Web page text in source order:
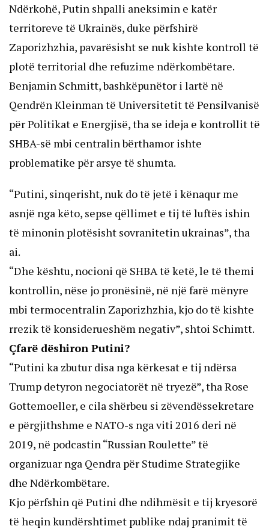
Ndërkohë, Putin shpalli aneksimin e katër
territoreve të Ukrainës, duke përfshirë
Zaporizhzhia, pavarësisht se nuk kishte kontroll të
plotë territorial dhe refuzime ndërkombëtare.
Benjamin Schmitt, bashkëpunëtor i lartë në
Qendrën Kleinman të Universitetit të Pensilvanisë
për Politikat e Energjisë, tha se ideja e kontrollit të
SHBA-së mbi centralin bërthamor ishte
problematike për arsye të shumta.
“Putini, sinqerisht, nuk do të jetë i kënaqur me
asnjë nga këto, sepse qëllimet e tij të luftës ishin
të minonin plotësisht sovranitetin ukrainas”, tha
ai.
“Dhe kështu, nocioni që SHBA të ketë, le të themi
kontrollin, nëse jo pronësinë, në një farë mënyre
mbi termocentralin Zaporizhzhia, kjo do të kishte
rrezik të konsiderueshëm negativ”, shtoi Schimtt.
Çfarë dëshiron Putini?
“Putini ka zbutur disa nga kërkesat e tij ndërsa
Trump detyron negociatorët në tryezë”, tha Rose
Gottemoeller, e cila shërbeu si zëvendëssekretare
e përgjithshme e NATO-s nga viti 2016 deri në
2019, në podcastin “Russian Roulette” të
organizuar nga Qendra për Studime Strategjike
dhe Ndërkombëtare.
Kjo përfshin që Putini dhe ndihmësit e tij kryesorë
të heqin kundërshtimet publike ndaj pranimit të